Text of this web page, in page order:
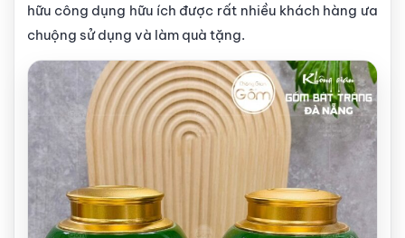
hữu công dụng hữu ích được rất nhiều khách hàng ưa
chuộng sử dụng và làm quà tặng.